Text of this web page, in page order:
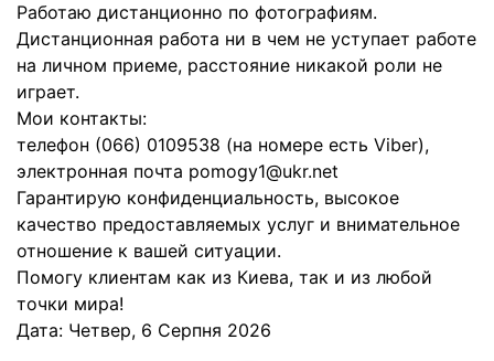
Работаю дистанционно по фотографиям.
Дистанционная работа ни в чем не уступает работе
на личном приеме, расстояние никакой роли не
играет.
Мои контакты:
телефон (066) 0109538 (на номере есть Viber),
электронная почта pomogy1@ukr.net
Гарантирую конфиденциальность, высокое
качество предоставляемых услуг и внимательное
отношение к вашей ситуации.
Помогу клиентам как из Киева, так и из любой
точки мира!
Дата: Четвер, 6 Серпня 2026